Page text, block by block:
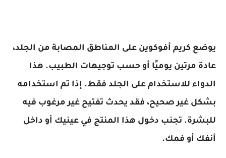
يوضع كريم أفوكوين على المناطق المصابة من الجلد،
عادة مرتين يوميًا أو حسب توجيهات الطبيب. هذا
الدواء للاستخدام على الجلد فقط. إذا تم استخدامه
بشكل غير صحيح، فقد يحدث تفتيح غير مرغوب فيه
للبشرة. تجنب دخول هذا المنتج في عينيك أو داخل
أنفك أو فمك.